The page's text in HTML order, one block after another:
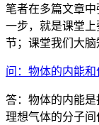
笔者在多篇文章
一步，就是课堂
节；课堂我们大脑
问：物体的内能和
答：物体的内能是
理想气体的分子